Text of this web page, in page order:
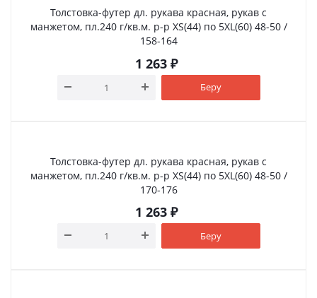
Толстовка-футер дл. рукава красная, рукав с
манжетом, пл.240 г/кв.м. р-р XS(44) по 5XL(60) 48-50 /
158-164
1 263₽
Беру
Толстовка-футер дл. рукава красная, рукав с
манжетом, пл.240 г/кв.м. р-р XS(44) по 5XL(60) 48-50 /
170-176
1 263₽
Беру